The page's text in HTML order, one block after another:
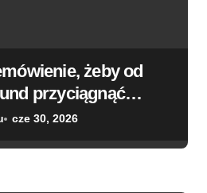
żeby od
przyciągnąć
cze 30, 2026